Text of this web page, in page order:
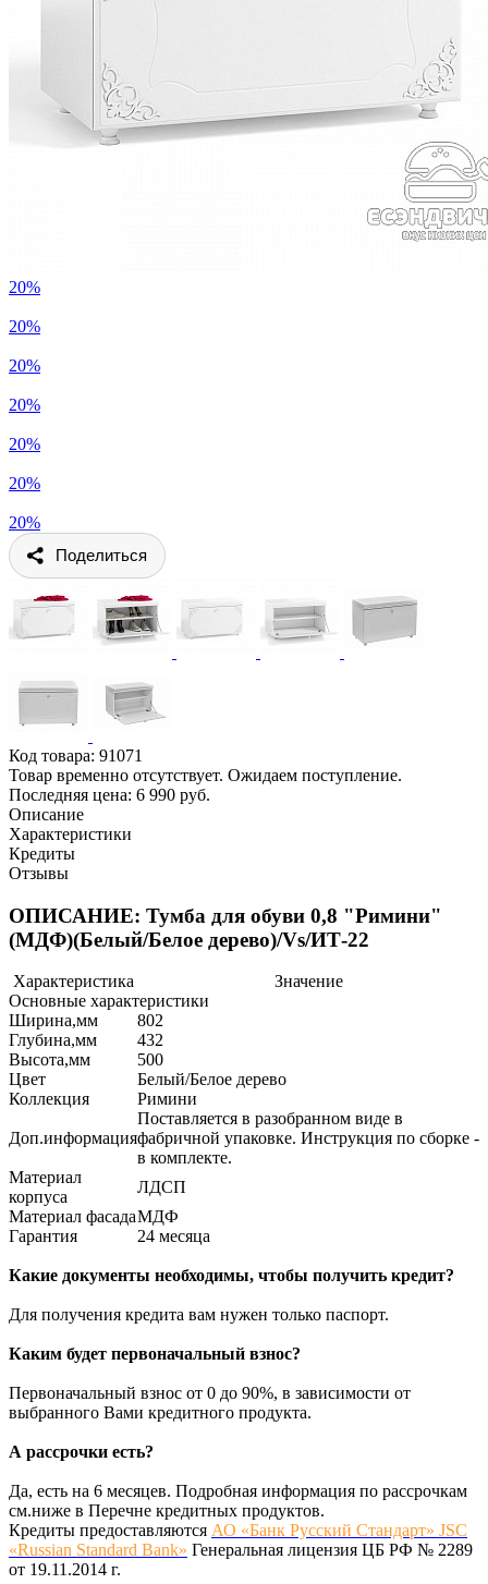
20%
20%
20%
20%
20%
20%
20%
Поделиться
Код товара: 91071
Товар временно отсутствует. Ожидаем поступление.
Последняя цена: 6 990 руб.
Описание
Характеристики
Кредиты
Отзывы
ОПИСАНИЕ: Тумба для обуви 0,8 "Римини"
(МДФ)(Белый/Белое дерево)/Vs/ИТ-22
Характеристика
Значение
Основные характеристики
Ширина,мм
802
Глубина,мм
432
Высота,мм
500
Цвет
Белый/Белое дерево
Коллекция
Римини
Доп.информация
Поставляется в разобранном виде в
фабричной упаковке. Инструкция по сборке -
в комплекте.
Материал
корпуса
ЛДСП
Материал фасадаМДФ
Гарантия
24 месяца
Какие документы необходимы, чтобы получить кредит?
Для получения кредита вам нужен только паспорт.
Каким будет первоначальный взнос?
Первоначальный взнос от 0 до 90%, в зависимости от
выбранного Вами кредитного продукта.
А рассрочки есть?
Да, есть на 6 месяцев. Подробная информация по рассрочкам
см.ниже в Перечне кредитных продуктов.
Кредиты предоставляются АО «Банк Русский Стандарт» JSC
«Russian Standard Bank» Генеральная лицензия ЦБ РФ № 2289
от 19.11.2014 г.